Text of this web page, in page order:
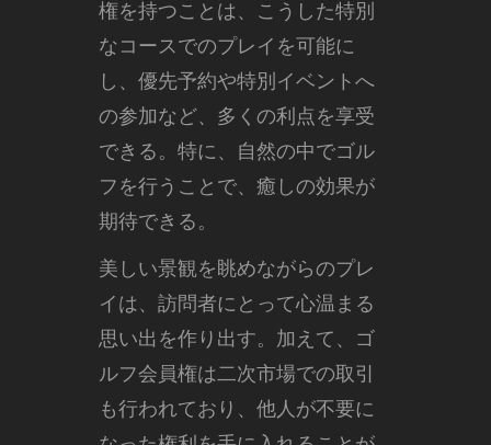
権を持つことは、こうした特別
なコースでのプレイを可能に
し、優先予約や特別イベントへ
の参加など、多くの利点を享受
できる。特に、自然の中でゴル
フを行うことで、癒しの効果が
期待できる。
美しい景観を眺めながらのプレ
イは、訪問者にとって心温まる
思い出を作り出す。加えて、ゴ
ルフ会員権は二次市場での取引
も行われており、他人が不要に